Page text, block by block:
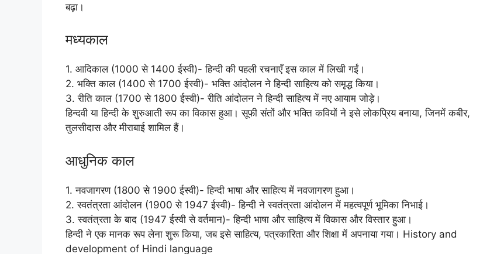
बढ़ा।
मध्यकाल
1. आदिकाल (1000 से 1400 ईस्वी)- हिन्दी की पहली रचनाएँ इस काल में लिखी गईं।
2. भक्ति काल (1400 से 1700 ईस्वी)- भक्ति आंदोलन ने हिन्दी साहित्य को समृद्ध किया।
3. रीति काल (1700 से 1800 ईस्वी)- रीति आंदोलन ने हिन्दी साहित्य में नए आयाम जोड़े।
हिन्दवी या हिन्दी के शुरुआती रूप का विकास हुआ। सूफी संतों और भक्ति कवियों ने इसे लोकप्रिय बनाया, जिनमें कबीर,
तुलसीदास और मीराबाई शामिल हैं।
आधुनिक काल
1. नवजागरण (1800 से 1900 ईस्वी)- हिन्दी भाषा और साहित्य में नवजागरण हुआ।
2. स्वतंत्रता आंदोलन (1900 से 1947 ईस्वी)- हिन्दी ने स्वतंत्रता आंदोलन में महत्वपूर्ण भूमिका निभाई।
3. स्वतंत्रता के बाद (1947 ईस्वी से वर्तमान)- हिन्दी भाषा और साहित्य में विकास और विस्तार हुआ।
हिन्दी ने एक मानक रूप लेना शुरू किया, जब इसे साहित्य, पत्रकारिता और शिक्षा में अपनाया गया। History and
development of Hindi language